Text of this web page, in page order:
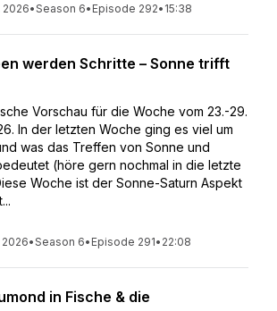
2026•Season 6• Episode 292• 15:38
werden Schritte – Sonne trifft
Vorschau für die Woche vom 23.-29.
In der letzten Woche ging es viel um
was das Treffen von Sonne und
(höre gern nochmal in die letzte
Woche ist der Sonne-Saturn Aspekt
2026•Season 6• Episode 291• 22:08
in Fische & die